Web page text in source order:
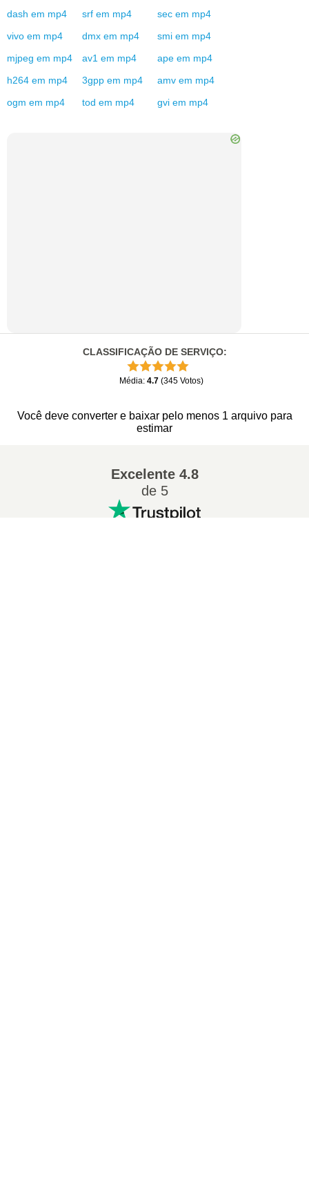
dash em mp4 srf em mp4 sec em mp4
vivo em mp4 dmx em mp4 smi em mp4
mjpeg em mp4 av1 em mp4 ape em mp4
h264 em mp4 3gpp em mp4 amv em mp4
ogm em mp4 tod em mp4 gvi em mp4
CLASSIFICAÇÃO DE SERVIÇO:
Média: 4.7 (345 Votos)
Você deve converter e baixar pelo menos 1 arquivo para
estimar
Excelente4.8
de 5